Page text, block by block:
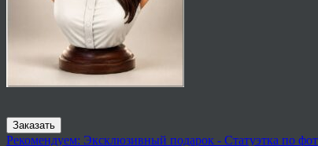
Заказать
Рекомендуем: Эксклюзивный подарок - Статуэтка по